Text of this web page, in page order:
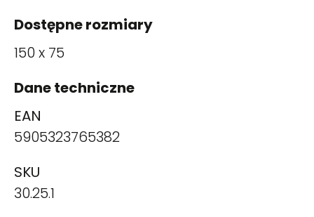
Dostępne rozmiary
150 x 75
Dane techniczne
EAN
5905323765382
SKU
30.25.1